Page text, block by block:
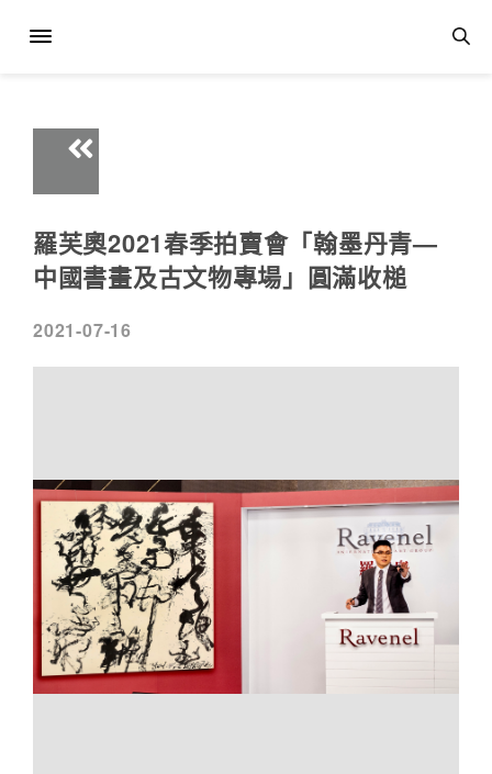
羅芙奧2021春季拍賣會「翰墨丹青—
中國書畫及古文物專場」圓滿收槌
2021-07-16